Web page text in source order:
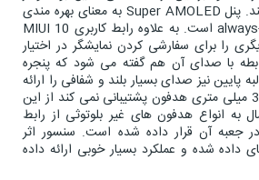
HDR نیز پشتیبانی می کند. پنل Super AMOLED به معنای بهره مندی
از مشخصه always-on display است. به علاوه رابط کاربری MIUI 10
را برای سفارشی کردن نمایشگر در اختیار
با صدای آن هم گفته می شود که پنجره
پایین نیز صدای بسیار بلند و شفافی را ارائه
داده است. اما از جک 3.5 میلی متری هدفون پشتیبانی نمی کند از این
به انواع هدفون های غیر بلوتوثی از رابط
جعبه آن قرار داده شده است. سنسور اثر
شده و عملکرد بسیار خوبی ارائه داده